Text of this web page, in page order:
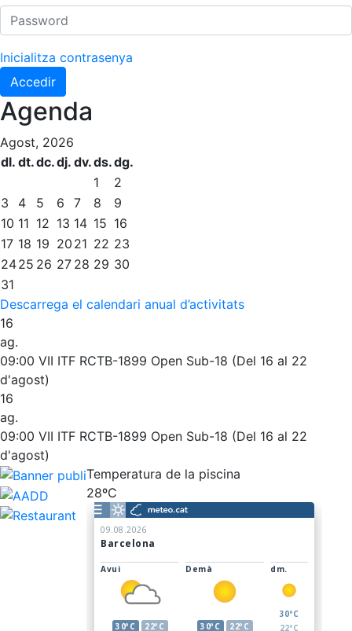
Normativa
Altres esports
Àrea social
Activitats Socials
Sortides culturals
Conferències i Inspirational Talks
Calendari d'Activitats Socials
Jocs de taula
Penyes del Club
Wellness Center
Entrenaments personals
Activitats dirigides
Restaurants
L'Snack
Patrocini
Patrocinadors
Avantatges socials
Publicitat a la Revista
Vols ser Patrocinador del Club?
El Godó del Soci/a
Inicialitza contrasenya
Accedir
Agenda
Agost, 2026
dl. dt.dc.dj. dv.ds.dg.
1
2
3
4 5 6 7 8
9
10 11 12 13 14 15 16
17 18 19 20 21 22 23
2425 26 27 28 29 30
31
Descarrega el calendari anual d’activitats
16
ag.
09:00 VII ITF RCTB-1899 Open Sub-18 (Del 16 al 22
d'agost)
16
ag.
09:00 VII ITF RCTB-1899 Open Sub-18 (Del 16 al 22
d'agost)
Temperatura de la piscina
28ºC